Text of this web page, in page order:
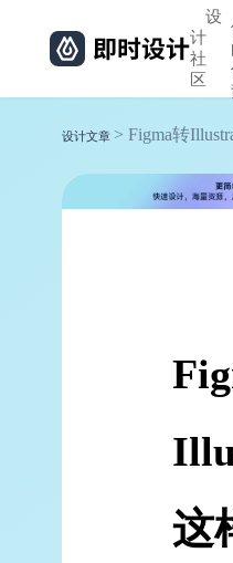
设
计
社
区
设计文章 > Figma转
这